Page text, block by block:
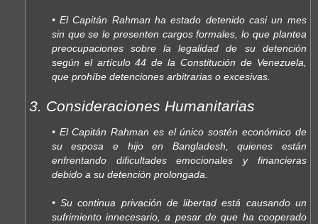
• El Capitán Rahman ha estado detenido casi un mes
sin que se le presenten cargos formales, lo que plantea
preocupaciones sobre la legalidad de su detención
según el artículo 44 de la Constitución de Venezuela,
que prohíbe detenciones arbitrarias o excesivas.
3. Consideraciones Humanitarias
• El Capitán Rahman es el único sostén económico de
su esposa e hijo en Bangladesh, quienes están
enfrentando dificultades emocionales y financieras
debido a su detención prolongada.
• Su continua privación de libertad está causando un
sufrimiento innecesario, a pesar de que ha cooperado